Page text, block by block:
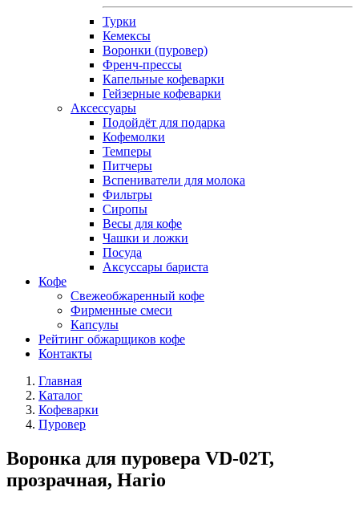
Турки
Кемексы
Воронки (пуровер)
Френч-прессы
Капельные кофеварки
Гейзерные кофеварки
Аксессуары
Подойдёт для подарка
Кофемолки
Темперы
Питчеры
Вспениватели для молока
Фильтры
Сиропы
Весы для кофе
Чашки и ложки
Посуда
Аксуссары бариста
Кофе
Свежеобжаренный кофе
Фирменные смеси
Капсулы
Рейтинг обжарщиков кофе
Контакты
Главная
Каталог
Кофеварки
Пуровер
Воронка для пуровера VD-02T,
прозрачная, Hario